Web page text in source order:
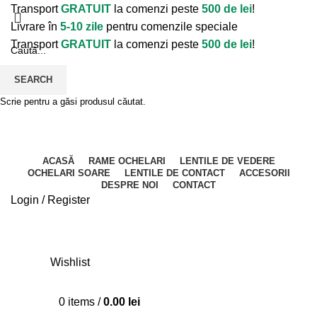
TransportGRATUIT la comenzi peste 500 de lei!
Livrare în 5-10 zile pentru comenzile speciale
TransportGRATUIT la comenzi peste 500 de lei!
ACASĂ RAME OCHELARI
LENTILE DE VEDERE
OCHELARI SOARE
LENTILE DE CONTACT
ACCESORII
DESPRE NOI
CONTACT
Login / Register
Wishlist
0 items / 0.00 lei
SEARCH
Scrie pentru a găsi produsul căutat.